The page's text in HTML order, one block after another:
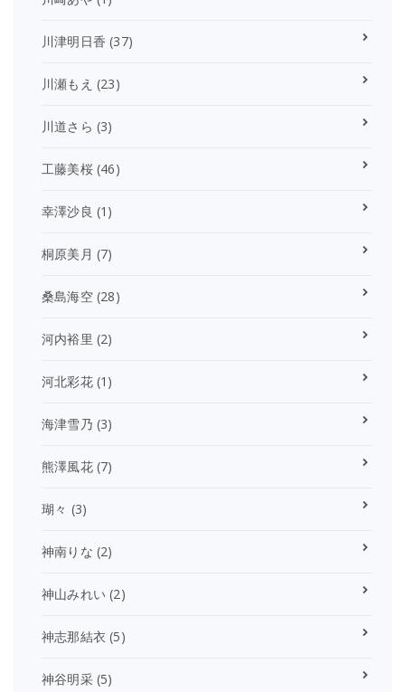
川津明日香 (37)
川瀬もえ (23)
川道さら (3)
工藤美桜(46)
幸澤沙良 (1)
桐原美月 (7)
桑島海空(28)
河内裕里 (2)
河北彩花(1)
海津雪乃 (3)
熊澤風花(7)
瑚々 (3)
神南りな (2)
神山みれい (2)
神志那結衣 (5)
神谷明采(5)